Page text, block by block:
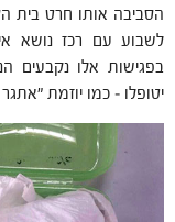
הסביבה אותו חרט בית
לשבוע עם רכז נושא
בפגישות אלו נקבעים
יטופלו – כמו יוזמת